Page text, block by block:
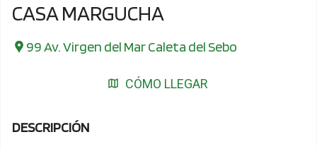
CASA MARGUCHA
99 Av. Virgen del Mar Caleta del Sebo
CÓMO LLEGAR
DESCRIPCIÓN